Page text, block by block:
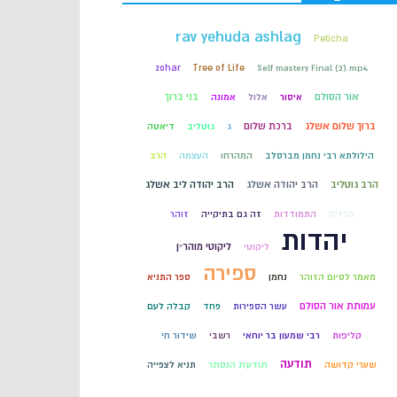
Peticha
rav yehuda ashlag
Self mastery Final (2).mp4
Tree of Life
zohar
אור הסולם איסור אלול אמונה בני ברוך
ברוך שלום אשלג ברכת שלום ג גוטליב דיאטה
הילולתא רבי נחמן מברסלב המהרחו העצמה הרב
הרב גוטליב הרב יהודה אשלג הרב יהודה ליב אשלג
הרזיה התמודדות זה גם בתיקייה זוהר
יהדות ליקוטי ליקוטי מוהר״ן
מאמר לסיום הזוהר נחמן ספירה ספר התניא
עמותת אור הסולם עשר הספירות פחד קבלה לעם
קליפות רבי שמעון בר יוחאי רשבי שידור חי
שערי קדושה תודעה תודעת הנסתר תניא לצפייה